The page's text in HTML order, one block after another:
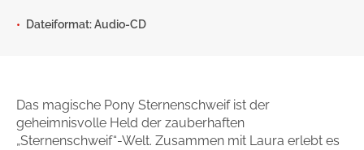
Zum Titel
Dateiformat: Audio-CD
Das magische Pony Sternenschweif ist der
geheimnisvolle Held der zauberhaften
„Sternenschweif“-Welt. Zusammen mit Laura erlebt es